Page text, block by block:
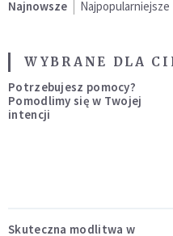
Najnowsze Najpopularniejsze
WYBRANE DLA
Potrzebujesz pomocy?
Pomodlimy się w Twojej
intencji
Skuteczna modlitwa w